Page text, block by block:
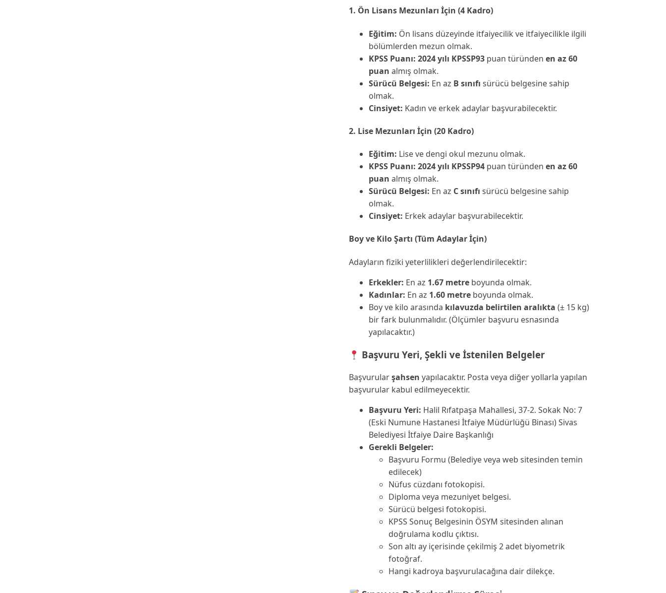
1. Ön Lisans Mezunları İçin (4 Kadro)
Eğitim: Ön lisans düzeyinde itfaiyecilik ve itfaiyecilikle ilgili
bölümlerden mezun olmak.
KPSS Puanı: 2024 yılı KPSSP93 puan türünden en az 60
puan almış olmak.
Sürücü Belgesi: En az B sınıfı sürücü belgesine sahip
olmak.
Cinsiyet: Kadın ve erkek adaylar başvurabilecektir.
2. Lise Mezunları İçin (20 Kadro)
Eğitim: Lise ve dengi okul mezunu olmak.
KPSS Puanı: 2024 yılı KPSSP94 puan türünden en az 60
puan almış olmak.
Sürücü Belgesi: En az C sınıfı sürücü belgesine sahip
olmak.
Cinsiyet: Erkek adaylar başvurabilecektir.
Boy ve Kilo Şartı (Tüm Adaylar İçin)
Adayların fiziki yeterlilikleri değerlendirilecektir:
Erkekler: En az 1.67 metre boyunda olmak.
Kadınlar: En az 1.60 metre boyunda olmak.
Boy ve kilo arasında kılavuzda belirtilen aralıkta (± 15 kg)
bir fark bulunmalıdır. (Ölçümler başvuru esnasında
yapılacaktır.)
Başvuru Yeri, Şekli ve İstenilen Belgeler
Başvurularşahsen yapılacaktır. Posta veya diğer yollarla yapılan
başvurular kabul edilmeyecektir.
Başvuru Yeri: Halil Rıfatpaşa Mahallesi, 37-2. Sokak No: 7
(Eski Numune Hastanesi İtfaiye Müdürlüğü Binası) Sivas
Belediyesi İtfaiye Daire Başkanlığı
Gerekli Belgeler:
Başvuru Formu (Belediye veya web sitesinden temin
edilecek)
Nüfus cüzdanı fotokopisi.
Diploma veya mezuniyet belgesi.
Sürücü belgesi fotokopisi.
KPSS Sonuç Belgesinin ÖSYM sitesinden alınan
doğrulama kodlu çıktısı.
Son altı ay içerisinde çekilmiş 2 adet biyometrik
fotoğraf.
Hangi kadroya başvurulacağına dair dilekçe.